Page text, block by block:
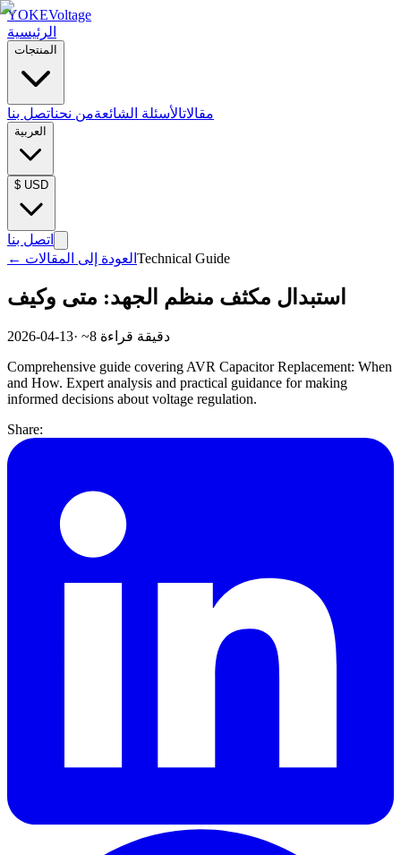
YOKEVoltage
الرئيسية
المنتجات
مقالاتالأسئلة الشائعةمن نحناتصل بنا
العربية
$ USD
اتصل بنا
← العودة إلى المقالات Technical Guide
استبدال مكثف منظم الجهد: متى وكيف
2026-04-13· ~8 دقيقة قراءة
Comprehensive guide covering AVR Capacitor Replacement: When
and How. Expert analysis and practical guidance for making
informed decisions about voltage regulation.
Share: